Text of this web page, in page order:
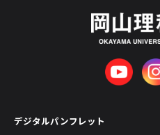
デジタルパンフレット